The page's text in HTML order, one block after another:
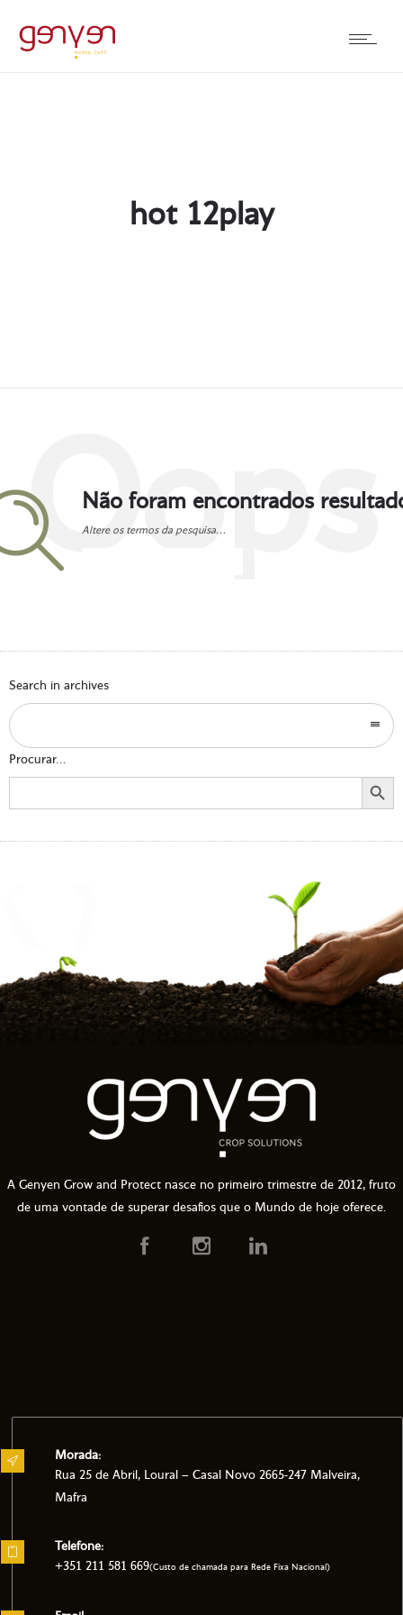
hot 12play
Oops
Não foram encontrados
Altere os termos da pesquisa...
Search in archives
Procurar...
Search
Search Button
A Genyen Grow and Protect nasce no primeiro trimestre de 2012, fruto
de uma vontade de superar desafios que o Mundo de hoje oferece.
Morada:
Rua 25 de Abril, Loural – Casal Novo 2665-247 Malveira,
Mafra
Telefone:
+351 211 581 669(Custo de chamada para Rede Fixa Nacional)